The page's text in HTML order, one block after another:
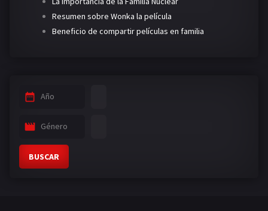
Resumen sobre Wonka la película
Beneficio de compartir películas en familia
Año
Género
BUSCAR